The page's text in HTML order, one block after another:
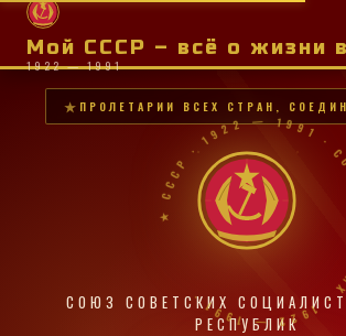
Мой СССР – всё о жизни
1922 — 1991
ПРОЛЕТАРИИ ВСЕХ СТРАН,
★ СССР · 1922 — 1991 · СОЮЗ
СОЮЗ СОВЕТСКИХ
РЕСПУБЛИК